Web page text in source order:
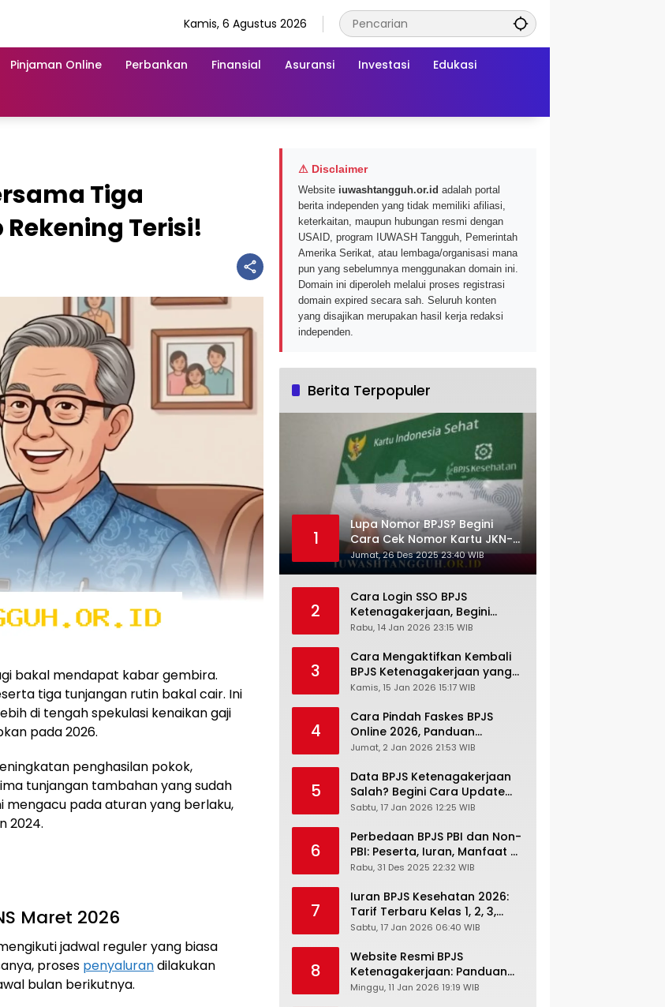
Kamis, 6 Agustus 2026
Pinjaman Online Perbankan Finansial Asuransi Investasi Edukasi
Tiga
Terisi!
bakal mendapat kabar gembira.
tiga tunjangan rutin bakal cair. Ini
di tengah spekulasi kenaikan gaji
pada 2026.
penghasilan pokok,
tunjangan tambahan yang sudah
mengacu pada aturan yang berlaku,
2024.
Maret 2026
jadwal reguler yang biasa
proses penyalurandilakukan
bulan berikutnya.
⚠ Disclaimer
Website iuwashtangguh.or.id adalah portal
berita independen yang tidak memiliki afiliasi,
keterkaitan, maupun hubungan resmi dengan
USAID, program IUWASH Tangguh, Pemerintah
Amerika Serikat, atau lembaga/organisasi mana
pun yang sebelumnya menggunakan domain ini.
Domain ini diperoleh melalui proses registrasi
domain expired secara sah. Seluruh konten
yang disajikan merupakan hasil kerja redaksi
independen.
Berita Terpopuler
1
Lupa Nomor BPJS? Begini
Cara Cek Nomor Kartu JKN-
KIS dengan NIK KTP
Jumat, 26 Des 2025 23:40 WIB
2
Cara Login SSO BPJS
Ketenagakerjaan, Begini
Tutorial Lengkap dan
Rabu, 14 Jan 2026 23:15 WIB
3
Cara Mengaktifkan Kembali
BPJS Ketenagakerjaan yang
Nonaktif, Begini Panduan
Kamis, 15 Jan 2026 15:17 WIB
4
Cara Pindah Faskes BPJS
Online 2026, Panduan
Lengkap via Mobile JKN,
Cabang
Jumat, 2 Jan 2026 21:53 WIB
5
Data BPJS Ketenagakerjaan
Salah? Begini Cara Update
Rekening, Alamat, HP di JMO
Sabtu, 17 Jan 2026 12:25 WIB
6
Perbedaan BPJS PBI dan Non-
PBI: Peserta, Iuran, Manfaat &
Masa Berlaku Terbaru 2026
Rabu, 31 Des 2025 22:32 WIB
7
Iuran BPJS Kesehatan 2026:
Tarif Terbaru Kelas 1, 2, 3,
Cara Bayar, Denda &
JKN-KIS
Sabtu, 17 Jan 2026 06:40 WIB
8
Website Resmi BPJS
Ketenagakerjaan: Panduan
Lengkap Akses dan Fitur
Minggu, 11 Jan 2026 19:19 WIB